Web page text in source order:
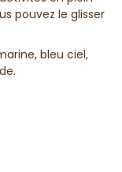
pouvez le glisser
bleu ciel,